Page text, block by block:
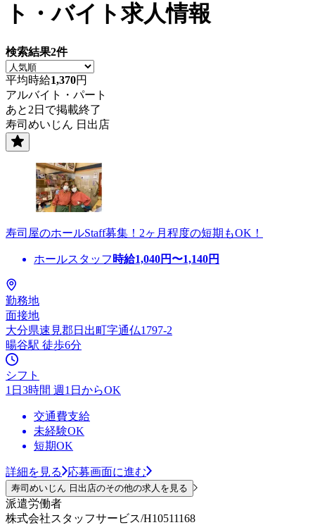
ト・バイト求人情報
検索結果2件
平均時給1,370円
アルバイト・パート
あと2日で掲載終了
寿司めいじん 日出店
寿司屋のホールStaff募集！2ヶ月程度の短期もOK！
ホールスタッフ 時給1,040円〜1,140円
勤務地
面接地
大分県速見郡日出町字通仏1797-2
暘谷駅 徒歩6分
シフト
1日3時間 週1日からOK
交通費支給
未経験OK
短期OK
詳細を見る 応募画面に進む
寿司めいじん 日出店のその他の求人を見る
派遣労働者
株式会社スタッフサービス/H10511168